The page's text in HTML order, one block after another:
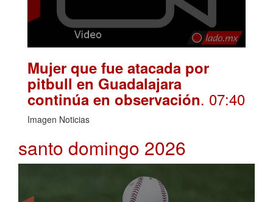
Mujer que fue atacada por
pitbull en Guadalajara
continúa en observación. 07:40
Imagen Noticias
santo domingo 2026